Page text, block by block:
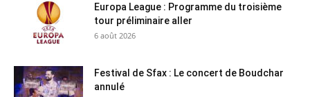
Europa League : Programme du troisième
tour préliminaire aller
6 août 2026
Festival de Sfax : Le concert de Boudchar
annulé